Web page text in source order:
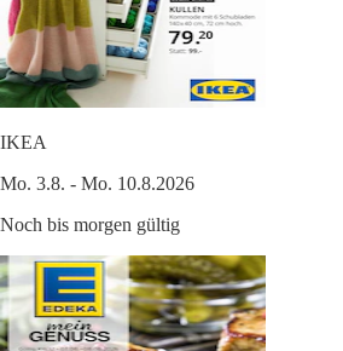
IKEA
Mo. 3.8. - Mo. 10.8.2026
Noch bis morgen gültig